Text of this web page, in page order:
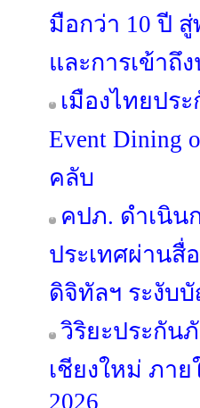
มือกว่า 10 ปี
และการเข้าถึ
เมืองไทยปร
Event Dining
คลับ
คปภ. ดำเนิน
ประเทศผ่านสื่
ดิจิทัลฯ ระงับ
วิริยะประกัน
เชียงใหม่ ภาย
2026